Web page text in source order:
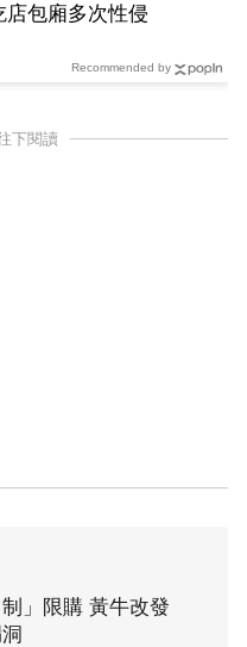
店包廂多次性侵
Recommended by
下閱讀
」限購 黃牛改發